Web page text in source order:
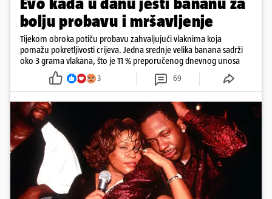
bolju probavu i mršavljenje
Tijekom obroka potiču probavu zahvaljujući vlaknima koja
pomažu pokretljivosti crijeva. Jedna srednje velika banana sadrži
oko 3 grama vlakana, što je 11 % preporučenog dnevnog unosa
3 69